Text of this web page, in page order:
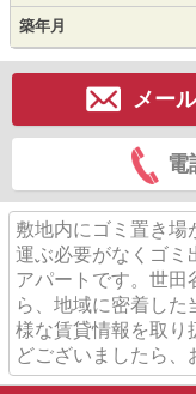
築年月
メー
電
敷地内にゴミ置き場
運ぶ必要がなくゴミ
アパートです。世田
ら、地域に密着し
様な賃貸情報を取り
どございましたら、